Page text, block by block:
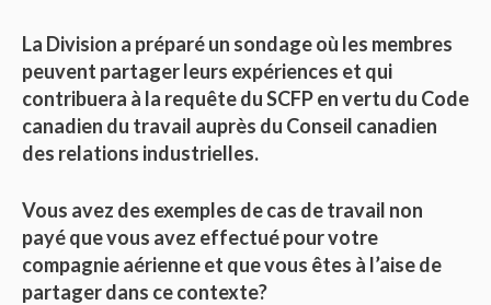
La Division a préparé un sondage où les membres
peuvent partager leurs expériences et qui
contribuera à la requête du SCFP en vertu du Code
canadien du travail auprès du Conseil canadien
des relations industrielles.
Vous avez des exemples de cas de travail non
payé que vous avez effectué pour votre
compagnie aérienne et que vous êtes à l’aise de
partager dans ce contexte?